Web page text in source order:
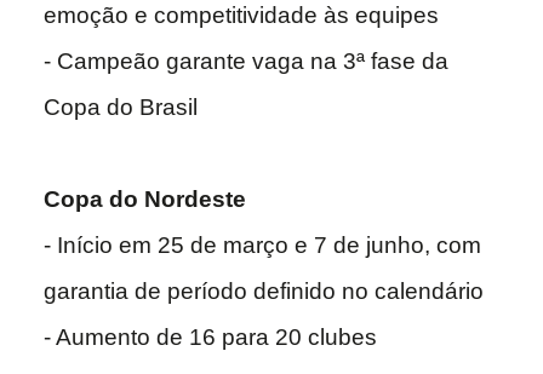
emoção e competitividade às equipes
- Campeão garante vaga na 3ª fase da
Copa do Brasil
Copa do Nordeste
- Início em 25 de março e 7 de junho, com
garantia de período definido no calendário
- Aumento de 16 para 20 clubes